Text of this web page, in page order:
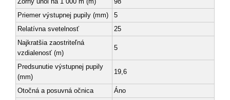
Priemer výstupnej pupily (mm)
5
Relatívna svetelnosť
25
Najkratšia zaostriteľná
vzdialenosť (m)
5
Predsunutie výstupnej pupily
(mm)
19,6
Otočná a posuvná očnica
Áno